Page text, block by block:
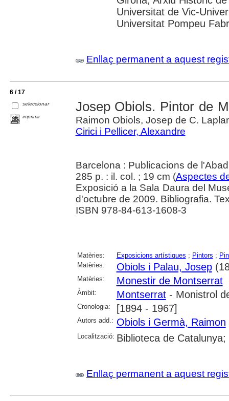
Universitat de Vic-
Universitat Pompeu
Enllaç permanent a aquest
6 / 17
seleccionar
imprimir
Josep Obiols. Pintor de
Raimon Obiols, Josep de C.
Cirici i Pellicer, Alexandre
Barcelona : Publicacions de
285 p. : il. col. ; 19 cm (Aspectes
Exposició a la Sala Daura del
d'octubre de 2009. Bibliografia.
ISBN 978-84-613-1608-3
Matèries: Exposicions artístiques ; Pintors ;
Matèries:
Obiols i Palau, Josep
Matèries: Monestir de Montserrat
Àmbit: Montserrat- Monistrol
Cronologia: [1894 - 1967]
Autors add.: Obiols i Germà, Raimon
Localització: Biblioteca de
Enllaç permanent a aquest